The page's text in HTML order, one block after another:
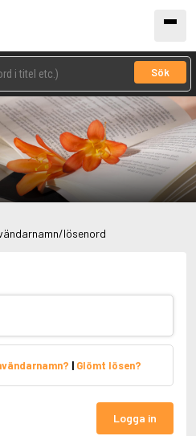
Sök
lösenord
| Glömt lösen?
Logga in